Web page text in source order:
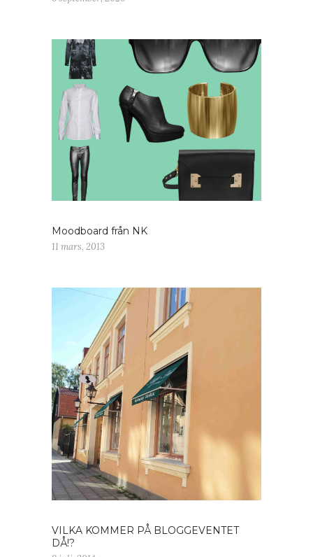
Moodboard från NK
11 mars, 2013
VILKA KOMMER PÅ BLOGGEVENTET
DÅ!?